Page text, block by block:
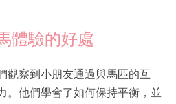
體驗的好處
觀察到小朋友通過與馬匹的互
。他們學會了如何保持平衡，並